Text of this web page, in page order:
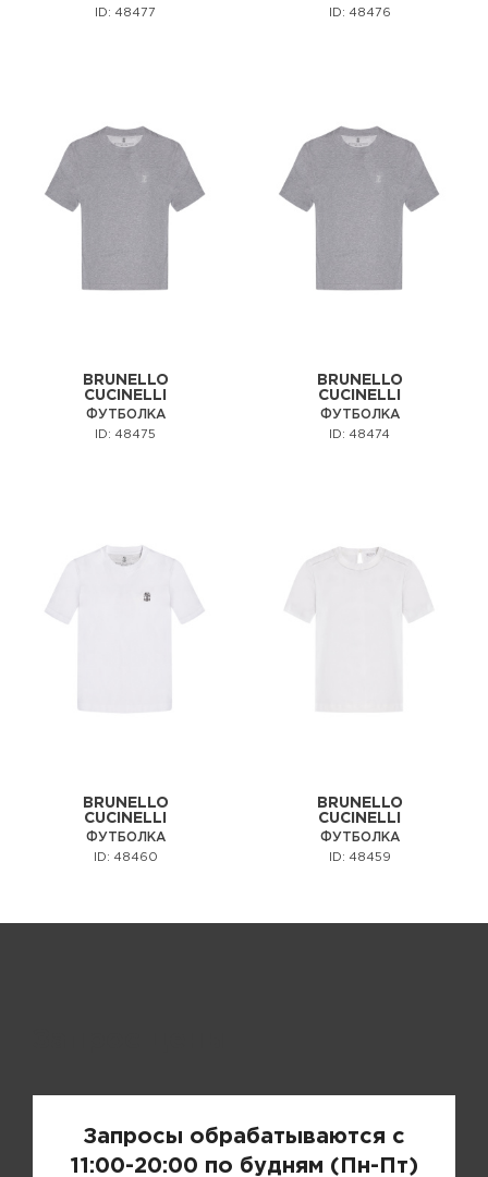
ID: 48477 ID: 48476
BRUNELLO
CUCINELLI
ФУТБОЛКА
ID: 48475
BRUNELLO
CUCINELLI
ФУТБОЛКА
ID: 48474
BRUNELLO
CUCINELLI
ФУТБОЛКА
ID: 48460
BRUNELLO
CUCINELLI
ФУТБОЛКА
ID: 48459
Запросы обрабатываются с
11:00-20:00 по будням (Пн-Пт)